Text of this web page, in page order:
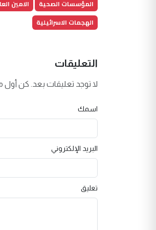
المؤسسات الصحية الامين
الهجمات الاسرائيلية
التعليقات
لا توجد تعليقات بعد. كن
اسمك
البريد الإلكتروني
تعليق